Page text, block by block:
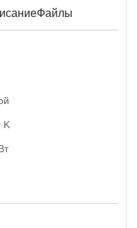
Файлы
K